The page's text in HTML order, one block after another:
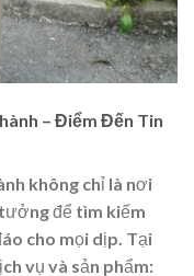
– Điểm Đến Tin
không chỉ là nơi
để tìm kiếm
cho mọi dịp. Tại
vụ và sản phẩm: